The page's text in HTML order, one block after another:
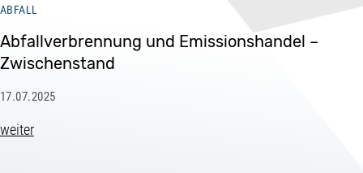
ABFALL
Abfallverbrennung und Emissionshandel –
Zwischenstand
17.07.2025
weiter